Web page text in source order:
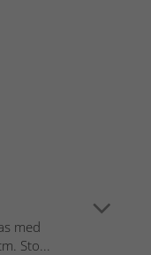
med
Sto...